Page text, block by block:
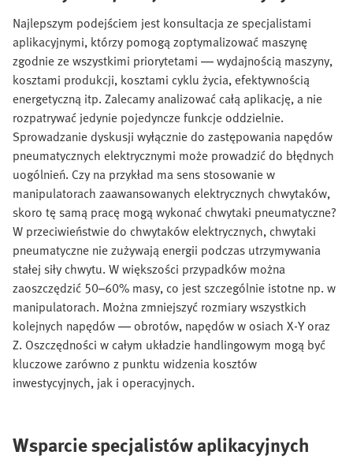
Najlepszym podejściem jest konsultacja ze specjalistami
aplikacyjnymi, którzy pomogą zoptymalizować maszynę
zgodnie ze wszystkimi priorytetami — wydajnością maszyny,
kosztami produkcji, kosztami cyklu życia, efektywnością
energetyczną itp. Zalecamy analizować całą aplikację, a nie
rozpatrywać jedynie pojedyncze funkcje oddzielnie.
Sprowadzanie dyskusji wyłącznie do zastępowania napędów
pneumatycznych elektrycznymi może prowadzić do błędnych
uogólnień. Czy na przykład ma sens stosowanie w
manipulatorach zaawansowanych elektrycznych chwytaków,
skoro tę samą pracę mogą wykonać chwytaki pneumatyczne?
W przeciwieństwie do chwytaków elektrycznych, chwytaki
pneumatyczne nie zużywają energii podczas utrzymywania
stałej siły chwytu. W większości przypadków można
zaoszczędzić 50–60% masy, co jest szczególnie istotne np. w
manipulatorach. Można zmniejszyć rozmiary wszystkich
kolejnych napędów — obrotów, napędów w osiach X‑Y oraz
Z. Oszczędności w całym układzie handlingowym mogą być
kluczowe zarówno z punktu widzenia kosztów
inwestycyjnych, jak i operacyjnych.
Wsparcie specjalistów aplikacyjnych